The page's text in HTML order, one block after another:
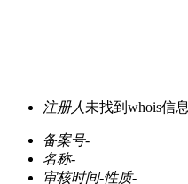
注册人 未找到whois信息
备案号-
名称-
审核时间-性质-